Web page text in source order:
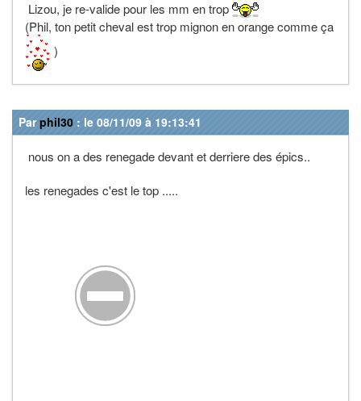
Lizou, je re-valide pour les mm en trop
(Phil, ton petit cheval est trop mignon en orange comme ça
)
Parphil30 : le 08/11/09 à 19:13:41
nous on a des renegade devant et derriere des épics..
les renegades c'est le top .....